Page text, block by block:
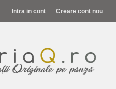
Intra in cont Creare cont nou